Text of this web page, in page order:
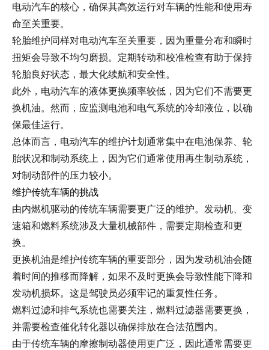
电动汽车的核心，确保其高效运行对车辆的性能和使用寿
命至关重要。
轮胎维护同样对电动汽车至关重要，因为重量分布和瞬时
扭矩会导致不均匀磨损。定期转动和校准检查有助于保持
轮胎良好状态，最大化续航和安全性。
此外，电动汽车的液体更换频率较低，因为它们不需要更
换机油。然而，应监测电池和电气系统的冷却液位，以确
保最佳运行。
总体而言，电动汽车的维护计划通常集中在电池保养、轮
胎状况和制动系统上，因为它们通常使用再生制动系统，
对制动部件的压力较小。
维护传统车辆的挑战
由内燃机驱动的传统车辆需要更广泛的维护。发动机、变
速箱和燃料系统涉及大量机械部件，需要定期检查和更
换。
更换机油是维护传统车辆的重要部分，因为发动机油会随
着时间的推移而降解，如果不及时更换会导致性能下降和
发动机损坏。这是驾驶员必须牢记的重复性任务。
燃料过滤和排气系统也需要关注，燃料过滤器需要更换，
并需要检查催化转化器以确保排放在合法范围内。
由于传统车辆的摩擦制动器使用更广泛，因此通常需要更